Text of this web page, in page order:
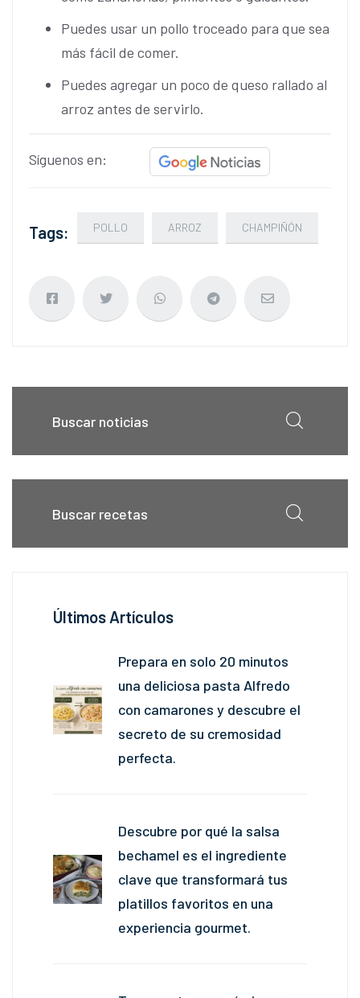
Puedes usar un pollo troceado para que sea
más fácil de comer.
Puedes agregar un poco de queso rallado al
arroz antes de servirlo.
Síguenos en:
Tags: POLLO ARROZ CHAMPIÑÓN
Últimos Artículos
Prepara en solo 20 minutos
una deliciosa pasta Alfredo
con camarones y descubre el
secreto de su cremosidad
perfecta.
Descubre por qué la salsa
bechamel es el ingrediente
clave que transformará tus
platillos favoritos en una
experiencia gourmet.